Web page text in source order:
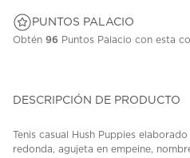
PUNTOS PALACIO
Obtén 96 Puntos Palacio con esta
DESCRIPCIÓN DE PRODUCTO
Tenis casual Hush Puppies
redonda, agujeta en empeine,